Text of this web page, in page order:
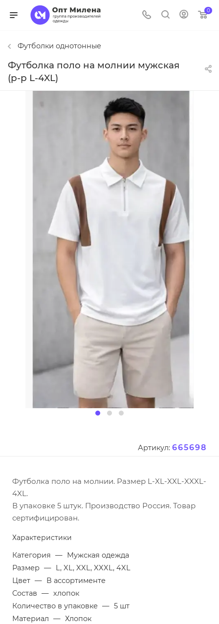
0
Футболки однотонные
Футболка поло на молнии мужская
(р-р L-4XL)
Артикул: 665698
Футболка поло на молнии. Размер L-XL-XXL-XXXL-
4XL.
В упаковке 5 штук. Производство Россия. Товар
сертифицирован.
Характеристики
Категория — Мужская одежда
Размер — L, XL, XXL, XXXL, 4XL
Цвет — В ассортименте
Состав — хлопок
Количество в упаковке — 5 шт
Материал — Хлопок